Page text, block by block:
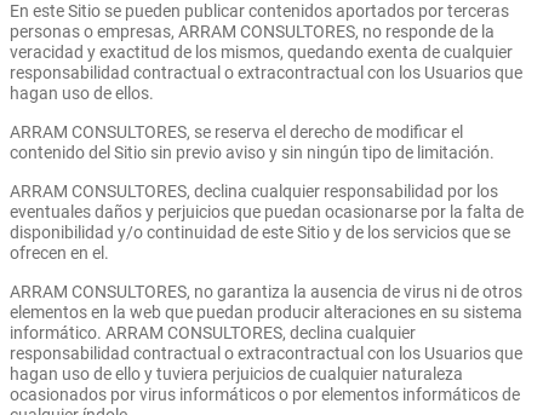
En este Sitio se pueden publicar contenidos aportados por terceras
personas o empresas, ARRAM CONSULTORES, no responde de la
veracidad y exactitud de los mismos, quedando exenta de cualquier
responsabilidad contractual o extracontractual con los Usuarios que
hagan uso de ellos.
ARRAM CONSULTORES, se reserva el derecho de modificar el
contenido del Sitio sin previo aviso y sin ningún tipo de limitación.
ARRAM CONSULTORES, declina cualquier responsabilidad por los
eventuales daños y perjuicios que puedan ocasionarse por la falta de
disponibilidad y/o continuidad de este Sitio y de los servicios que se
ofrecen en el.
ARRAM CONSULTORES, no garantiza la ausencia de virus ni de otros
elementos en la web que puedan producir alteraciones en su sistema
informático. ARRAM CONSULTORES, declina cualquier
responsabilidad contractual o extracontractual con los Usuarios que
hagan uso de ello y tuviera perjuicios de cualquier naturaleza
ocasionados por virus informáticos o por elementos informáticos de